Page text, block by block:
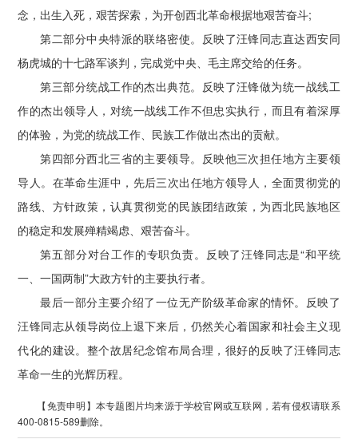
念，出生入死，艰苦探索，为开创西北革命根据地艰苦奋斗;
第二部分中央特派的联络密使。反映了汪锋同志直达西安同
杨虎城的十七路军谈判，完成党中央、毛主席交给的任务。
第三部分统战工作的杰出典范。反映了汪锋做为统一战线工
作的杰出领导人，对统一战线工作不但忠实执行，而且有着深厚
的体验，为党的统战工作、民族工作做出杰出的贡献。
第四部分西北三省的主要领导。反映他三次担任地方主要领
导人。在革命生涯中，先后三次出任地方领导人，全面贯彻党的
路线、方针政策，认真贯彻党的民族团结政策，为西北民族地区
的稳定和发展殚精竭虑、艰苦奋斗。
第五部分对台工作的专职负责。反映了汪锋同志是“和平统
一、一国两制”大政方针的主要执行者。
最后一部分主要介绍了一位无产阶级革命家的情怀。反映了
汪锋同志从领导岗位上退下来后，仍然关心着国家和社会主义现
代化的建设。整个故居纪念馆布局合理，很好的反映了汪锋同志
革命一生的光辉历程。
【免责申明】本专题图片均来源于学校官网或互联网，若有侵权请联系
400-0815-589删除。